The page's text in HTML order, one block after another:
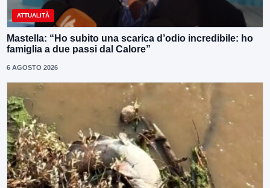
ATTUALITÀ
Mastella: “Ho subito una scarica d’odio incredibile: ho
famiglia a due passi dal Calore”
6 AGOSTO 2026